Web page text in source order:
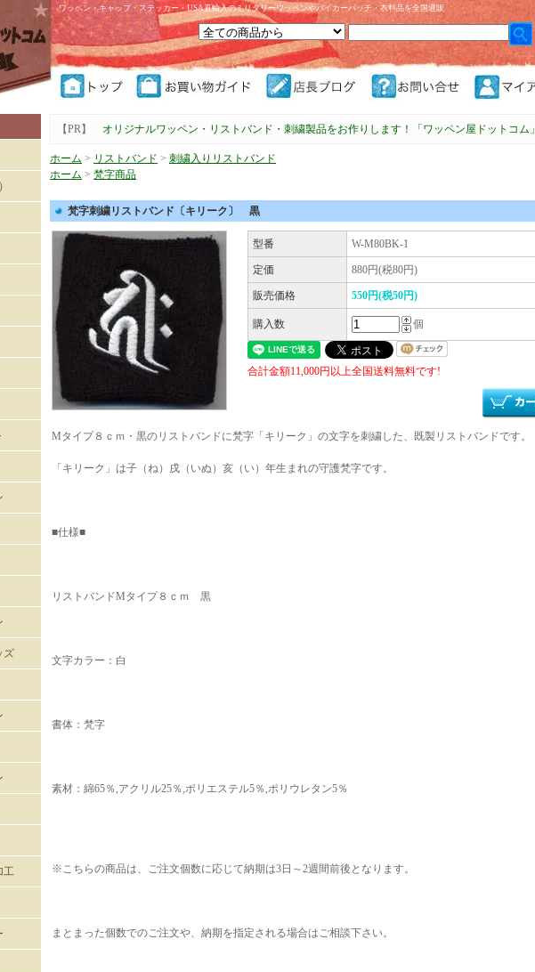
ワッペン・キャップ・ステッカー・USA直輸入のミリタリーワッペンやバイカーパッチ・衣料品を全国通販
ッペ
ン
ズ
ズ
ム
工
ー
【PR】 オリジナルワッペン・リストバンド・刺繍製品をお作りします！「ワッペン屋ドットコム」
ホーム > リストバンド > 刺繍入りリストバンド
ホーム > 梵字商品
梵字刺繍リストバンド〔キリーク〕 黒
型番 W-M80BK-1
定価 880円(税80円)
販売価格 550円(税50円)
購入数 個
合計金額11,000円以上全国送料無料です!
Mタイプ８ｃｍ・黒のリストバンドに梵字「キリーク」の文字を刺繍した、既製リストバンドです。
「キリーク」は子（ね）戌（いぬ）亥（い）年生まれの守護梵字です。
■仕様■
リストバンドMタイプ８ｃｍ 黒
文字カラー：白
書体：梵字
素材：綿65％,アクリル25％,ポリエステル5％,ポリウレタン5％
※こちらの商品は、ご注文個数に応じて納期は3日～2週間前後となります。
まとまった個数でのご注文や、納期を指定される場合はご相談下さい。